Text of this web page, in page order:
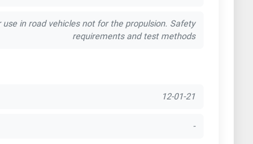
in road vehicles not for the propulsion. Safety
requirements and test methods
12-01-21
-